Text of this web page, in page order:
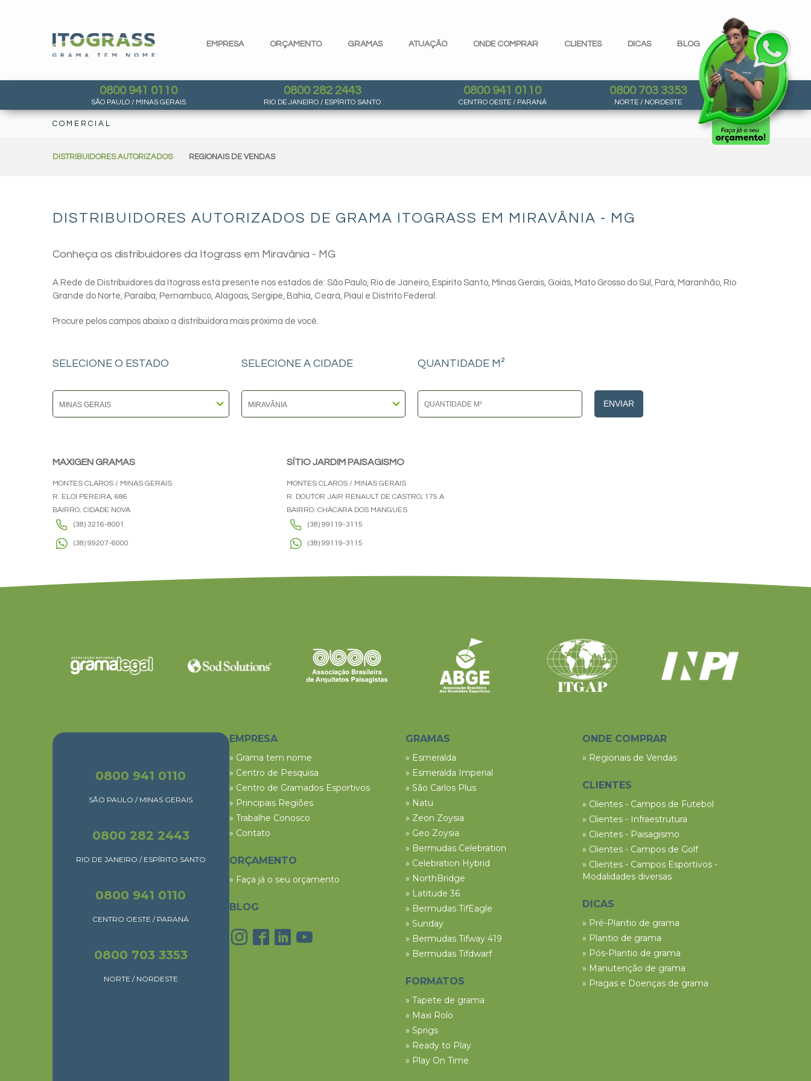
EMPRESA ORÇAMENTO GRAMAS ATUAÇÃO ONDE COMPRAR CLIENTES DICAS BLOG
0800 941 0110
SÃO PAULO / MINAS GERAIS
0800 282 2443
RIO DE JANEIRO / ESPÍRITO SANTO
0800 941 0110
CENTRO OESTE / PARANÁ
0800 703 3353
NORTE / NORDESTE
COMERCIAL
DISTRIBUIDORES AUTORIZADOS REGIONAIS DE VENDAS
DISTRIBUIDORES AUTORIZADOS DE GRAMA ITOGRASS EM MIRAVÂNIA - MG
Conheça os distribuidores da Itograss em Miravânia - MG
A Rede de Distribuidores da Itograss está presente nos estados de: São Paulo, Rio de Janeiro, Espirito Santo, Minas Gerais, Goiás, Mato Grosso do Sul, Pará, Maranhão, Rio
Grande do Norte, Paraíba, Pernambuco, Alagoas, Sergipe, Bahia, Ceará, Piauí e Distrito Federal.
Procure pelos campos abaixo a distribuidora mais próxima de você.
SELECIONE O ESTADO SELECIONE A CIDADE QUANTIDADE M²
ENVIAR
MAXIGEN GRAMAS
MONTES CLAROS / MINAS GERAIS
R. ELOI PEREIRA, 686
BAIRRO: CIDADE NOVA
(38) 3216-8001
(38) 99207-6000
SÍTIO JARDIM PAISAGISMO
MONTES CLAROS / MINAS GERAIS
R. DOUTOR JAIR RENAULT DE CASTRO, 175 A
BAIRRO: CHÁCARA DOS MANGUES
(38) 99119-3115
(38) 99119-3115
0800 941 0110
SÃO PAULO / MINAS GERAIS
0800 282 2443
RIO DE JANEIRO / ESPÍRITO SANTO
0800 941 0110
CENTRO OESTE / PARANÁ
0800 703 3353
NORTE / NORDESTE
EMPRESA
» Grama tem nome
» Centro de Pesquisa
» Centro de Gramados Esportivos
» Principais Regiões
» Trabalhe Conosco
» Contato
ORÇAMENTO
» Faça já o seu orçamento
BLOG
GRAMAS
» Esmeralda
» Esmeralda Imperial
» São Carlos Plus
» Natu
» Zeon Zoysia
» Geo Zoysia
» Bermudas Celebration
» Celebration Hybrid
» NorthBridge
» Latitude 36
» Bermudas TifEagle
» Sunday
» Bermudas Tifway 419
» Bermudas Tifdwarf
FORMATOS
» Tapete de grama
» Maxi Rolo
» Sprigs
» Ready to Play
» Play On Time
ONDE COMPRAR
» Regionais de Vendas
CLIENTES
» Clientes - Campos de Futebol
» Clientes - Infraestrutura
» Clientes - Paisagismo
» Clientes - Campos de Golf
» Clientes - Campos Esportivos -
Modalidades diversas
DICAS
» Pré-Plantio de grama
» Plantio de grama
» Pós-Plantio de grama
» Manutenção de grama
» Pragas e Doenças de grama